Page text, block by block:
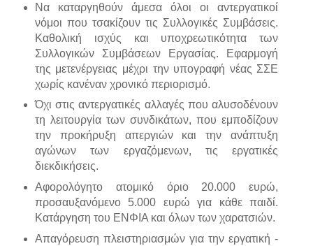
Να καταργηθούν άμεσα όλοι οι αντεργατικοί
νόμοι που τσακίζουν τις Συλλογικές Συμβάσεις.
Καθολική ισχύς και υποχρεωτικότητα των
Συλλογικών Συμβάσεων Εργασίας. Εφαρμογή
της μετενέργειας μέχρι την υπογραφή νέας ΣΣΕ
χωρίς κανέναν χρονικό περιορισμό.
Όχι στις αντεργατικές αλλαγές που αλυσοδένουν
τη λειτουργία των συνδικάτων, που εμποδίζουν
την προκήρυξη απεργιών και την ανάπτυξη
αγώνων των εργαζόμενων, τις εργατικές
διεκδικήσεις.
Αφορολόγητο ατομικό όριο 20.000 ευρώ,
προσαυξανόμενο 5.000 ευρώ για κάθε παιδί.
Κατάργηση του ΕΝΦΙΑ και όλων των χαρατσιών.
Απαγόρευση πλειστηριασμών για την εργατική -